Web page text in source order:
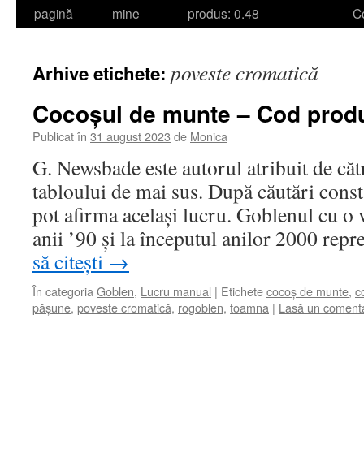
pagină
mine
produs: 0.48
Arhive etichete: poveste cromatică
Cocoșul de munte – Cod
Publicat în 31 august 2023 de Monica
G. Newsbade este autorul atribuit de
tabloului de mai sus. După căutări
pot afirma același lucru. Goblenul cu o
anii ’90 și la începutul anilor 2000
să citești →
În categoria Goblen, Lucru manual | Etichetecocoș de munte,
pășune, poveste cromatică, rogoblen, toamna | Lasă un